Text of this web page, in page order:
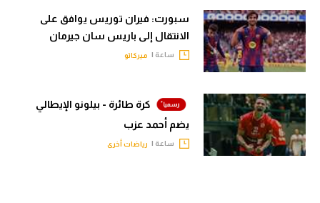
سبورت: فيران توريس يوافق على
الانتقال إلى باريس سان جيرمان
ساعة | ميركاتو
كرة طائرة - بيلونو الإيطالي
يضم أحمد عزب
ساعة | رياضات أخرى